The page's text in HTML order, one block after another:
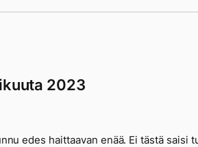
2023
edes haittaavan enää. Ei tästä saisi